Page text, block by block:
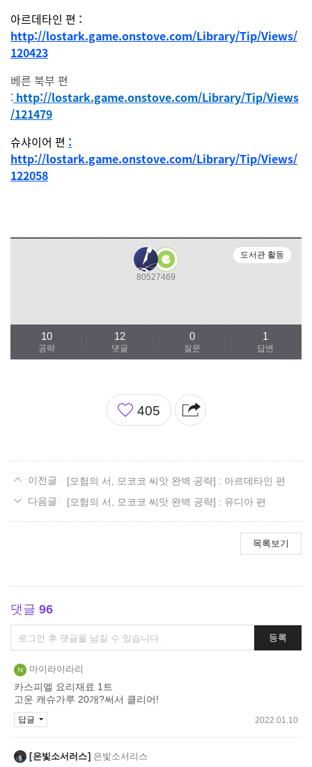
아르데타인 편 :
http://lostark.game.onstove.com/Library/Tip/Views/
120423
베른 북부 편
: http://lostark.game.onstove.com/Library/Tip/Views
/121479
슈샤이어 편 :
http://lostark.game.onstove.com/Library/Tip/Views/
122058
80527469
도서관 활동
공략
10
댓글
12
질문
0
답변
1
좋
아
405
[모험의 서, 모코코 씨앗 완벽 공략] : 아르데타인 편
[모험의 서, 모코코 씨앗 완벽 공략] : 유디아 편
목록보기
댓글 96
댓
글
쓰
기
등록
마이라이라리
카스피엘 요리재료 1트
고운 캐슈가루 20개?써서 클리어!
2022.01.10
답글
은빛소서러스 은빛소서리스